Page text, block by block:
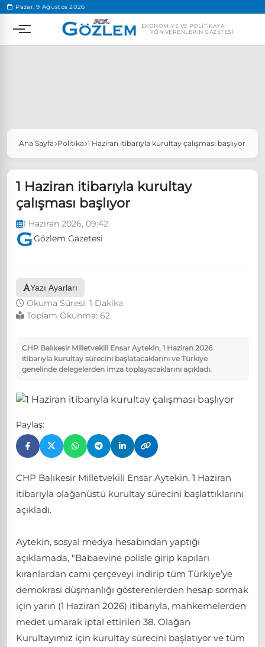
Pazar, 9 Ağustos 2026
EKONOMIYE VE POLITIKAYA
YÖN VERENLERIN GAZETESI
Popüler Aramalar
Özgür Özel, Ekrem İmamoğlu’nu ziyaret edecek
Ünlü çift bir etkinliğe daha katılmama kararı aldı
Boykot
Ana Sayfa Politika 1 Haziran itibarıyla kurultay çalışması başlıyor
1 Haziran itibarıyla kurultay
çalışması başlıyor
1 Haziran 2026, 09:42
Gözlem Gazetesi
Yazı Ayarları
Okuma Süresi: 1 Dakika
Toplam Okunma: 62
CHP Balıkesir Milletvekili Ensar Aytekin, 1 Haziran 2026
itibarıyla kurultay sürecini başlatacaklarını ve Türkiye
genelinde delegelerden imza toplayacaklarını açıkladı.
Paylaş:
CHP Balıkesir Milletvekili Ensar Aytekin, 1 Haziran
itibarıyla olağanüstü kurultay sürecini başlattıklarını
açıkladı.
Aytekin, sosyal medya hesabından yaptığı
açıklamada, "Babaevine polisle girip kapıları
kıranlardan camı çerçeveyi indirip tüm Türkiye’ye
demokrasi düşmanlığı gösterenlerden hesap sormak
için yarın (1 Haziran 2026) itibarıyla, mahkemelerden
medet umarak iptal ettirilen 38. Olağan
Kurultayımız için kurultay sürecini başlatıyor ve tüm